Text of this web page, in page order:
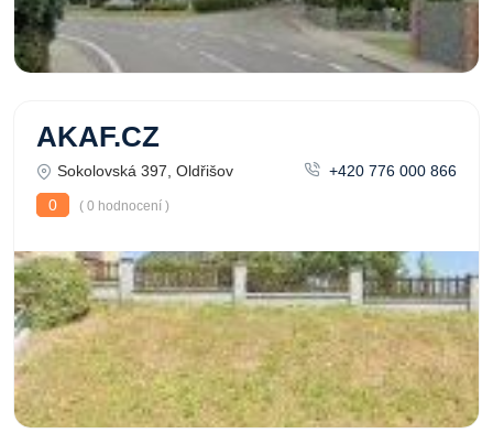
AKAF.CZ
Sokolovská 397, Oldřišov
+420 776 000 866
0
( 0 hodnocení )